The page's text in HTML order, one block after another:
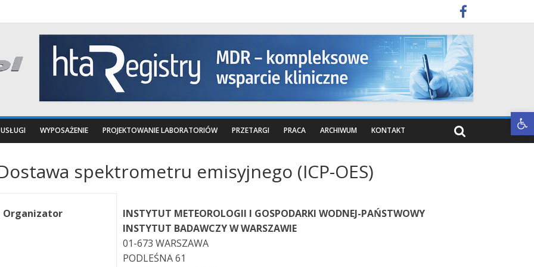
Otwórz pasek narzędzi
USŁUGI WYPOSAŻENIE PROJEKTOWANIE LABORATORIÓW PRZETARGI PRACA ARCHIWUM KONTAKT
spektrometru emisyjnego (ICP-OES)
Organizator
INSTYTUT METEOROLOGII I GOSPODARKI WODNEJ-PAŃSTWOWY
INSTYTUT BADAWCZY W WARSZAWIE
01-673 WARSZAWA
PODLEŚNA 61